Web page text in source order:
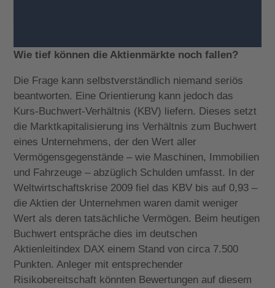
Wie tief können die Aktienmärkte noch fallen?
Die Frage kann selbstverständlich niemand seriös
beantworten. Eine Orientierung kann jedoch das
Kurs-Buchwert-Verhältnis (KBV) liefern. Dieses setzt
die Marktkapitalisierung ins Verhältnis zum Buchwert
eines Unternehmens, der den Wert aller
Vermögensgegenstände – wie Maschinen, Immobilien
und Fahrzeuge – abzüglich Schulden umfasst. In der
Weltwirtschaftskrise 2009 fiel das KBV bis auf 0,93 –
die Aktien der Unternehmen waren damit weniger
Wert als deren tatsächliche Vermögen. Beim heutigen
Buchwert entspräche dies im deutschen
Aktienleitindex DAX einem Stand von circa 7.500
Punkten. Anleger mit entsprechender
Risikobereitschaft könnten Bewertungen auf diesem